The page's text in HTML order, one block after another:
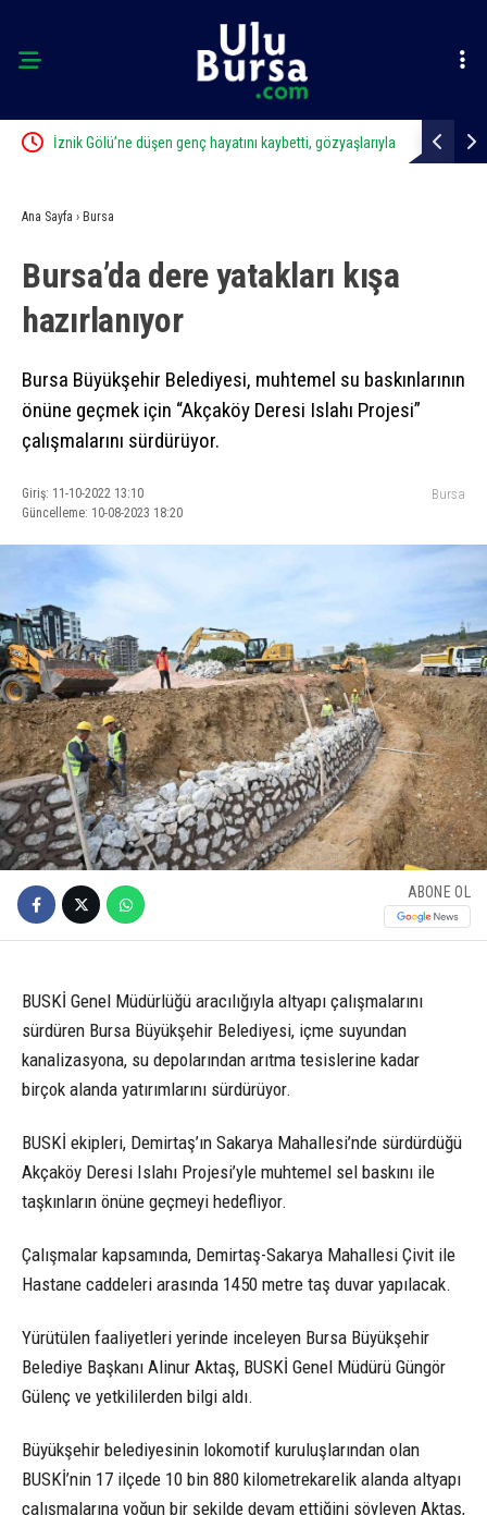
İznik Gölü’ne düşen genç hayatını kaybetti, gözyaşlarıyla Uludağ’da
Ana Sayfa › Bursa
Bursa’da dere yatakları kışa
hazırlanıyor
Bursa Büyükşehir Belediyesi, muhtemel su baskınlarının
önüne geçmek için “Akçaköy Deresi Islahı Projesi”
çalışmalarını sürdürüyor.
Giriş: 11-10-2022 13:10
Güncelleme: 10-08-2023 18:20
Bursa
ABONE OL
BUSKİ Genel Müdürlüğü aracılığıyla altyapı çalışmalarını
sürdüren Bursa Büyükşehir Belediyesi, içme suyundan
kanalizasyona, su depolarından arıtma tesislerine kadar
birçok alanda yatırımlarını sürdürüyor.
BUSKİ ekipleri, Demirtaş’ın Sakarya Mahallesi’nde sürdürdüğü
Akçaköy Deresi Islahı Projesi’yle muhtemel sel baskını ile
taşkınların önüne geçmeyi hedefliyor.
Çalışmalar kapsamında, Demirtaş-Sakarya Mahallesi Çivit ile
Hastane caddeleri arasında 1450 metre taş duvar yapılacak.
Yürütülen faaliyetleri yerinde inceleyen Bursa Büyükşehir
Belediye Başkanı Alinur Aktaş, BUSKİ Genel Müdürü Güngör
Gülenç ve yetkililerden bilgi aldı.
Büyükşehir belediyesinin lokomotif kuruluşlarından olan
BUSKİ’nin 17 ilçede 10 bin 880 kilometrekarelik alanda altyapı
çalışmalarına yoğun bir şekilde devam ettiğini söyleyen Aktaş,